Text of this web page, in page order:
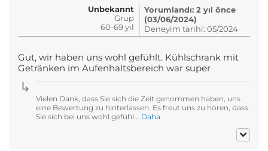
Unbekannt
Grup
60-69 yıl
Yorumlandı: 2 yıl önce
(03/06/2024)
Deneyim tarihi: 05/2024
Gut, wir haben uns wohl gefühlt. Kühlschrank mit
Getränken im Aufenhaltsbereich war super
Vielen Dank, dass Sie sich die Zeit genommen haben, uns
eine Bewertung zu hinterlassen. Es freut uns zu hören, dass
Sie sich bei uns wohl gefühl... Daha